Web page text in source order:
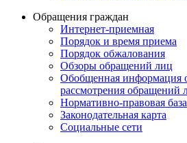
Обращения граждан
Интернет-приемная
Порядок и время приема
Порядок обжалования
Обзоры обращений лиц
Обобщенная информация о
рассмотрения обращений
Нормативно-правовая база
Законодательная карта
Социальные сети